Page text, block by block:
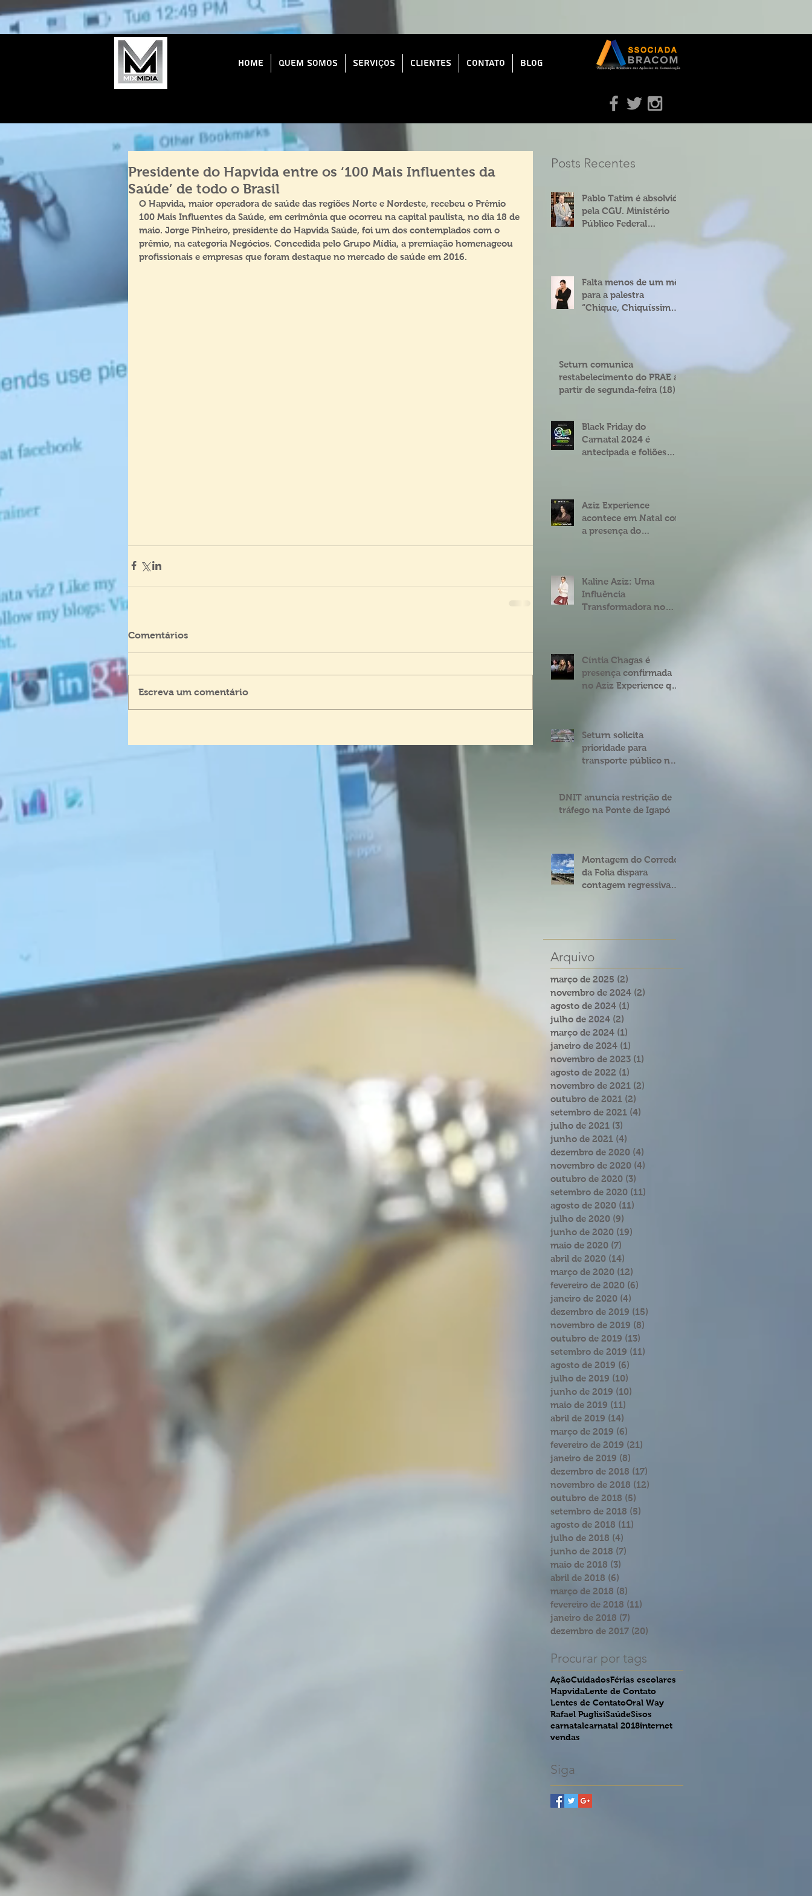
Home Quem Somos Serviços Clientes Contato Blog
Presidente do Hapvida entre os ‘100 Mais Influentes da
Saúde’ de todo o Brasil
O Hapvida, maior operadora de saúde das regiões Norte e Nordeste, recebeu o Prêmio
100 Mais Influentes da Saúde, em cerimônia que ocorreu na capital paulista, no dia 18 de
maio. Jorge Pinheiro, presidente do Hapvida Saúde, foi um dos contemplados com o
prêmio, na categoria Negócios. Concedida pelo Grupo Mídia, a premiação homenageou
profissionais e empresas que foram destaque no mercado de saúde em 2016.
Comentários
Escreva um comentário
Posts Recentes
Pablo Tatim é absolvido
pela CGU. Ministério
Público Federal
Falta menos de um mês
para a palestra
“Chique, Chiquíssima”
Seturn comunica
restabelecimento do PRAE a
partir de segunda-feira (18)
Black Friday do
Carnatal 2024 é
antecipada e foliões
Aziz Experience
acontece em Natal com
a presença do
Kaline Aziz: Uma
Influência
Transformadora no
Cíntia Chagas é
presença confirmada
no Aziz Experience que
Seturn solicita
prioridade para
transporte público na
4º Centenário
DNIT anuncia restrição de
tráfego na Ponte de Igapó
Montagem do Corredor
da Folia dispara
contagem regressiva
Arquivo
março de 2025 (2)
novembro de 2024 (2)
agosto de 2024 (1)
julho de 2024 (2)
março de 2024 (1)
janeiro de 2024 (1)
novembro de 2023 (1)
agosto de 2022 (1)
novembro de 2021 (2)
outubro de 2021 (2)
setembro de 2021 (4)
julho de 2021 (3)
junho de 2021 (4)
dezembro de 2020 (4)
novembro de 2020 (4)
outubro de 2020 (3)
setembro de 2020 (11)
agosto de 2020 (11)
julho de 2020 (9)
junho de 2020 (19)
maio de 2020 (7)
abril de 2020 (14)
março de 2020 (12)
fevereiro de 2020 (6)
janeiro de 2020 (4)
dezembro de 2019 (15)
novembro de 2019 (8)
outubro de 2019 (13)
setembro de 2019 (11)
agosto de 2019 (6)
julho de 2019 (10)
junho de 2019 (10)
maio de 2019 (11)
abril de 2019 (14)
março de 2019 (6)
fevereiro de 2019 (21)
janeiro de 2019 (8)
dezembro de 2018 (17)
novembro de 2018 (12)
outubro de 2018 (5)
setembro de 2018 (5)
agosto de 2018 (11)
julho de 2018 (4)
junho de 2018 (7)
maio de 2018 (3)
abril de 2018 (6)
março de 2018 (8)
fevereiro de 2018 (11)
janeiro de 2018 (7)
dezembro de 2017 (20)
Procurar por tags
AçãoCuidadosFérias escolares
HapvidaLente de Contato
Lentes de ContatoOral Way
Rafael PuglisiSaúdeSisos
carnatalcarnatal 2018internet
vendas
Siga